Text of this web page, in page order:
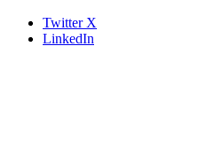
Twitter X
LinkedIn